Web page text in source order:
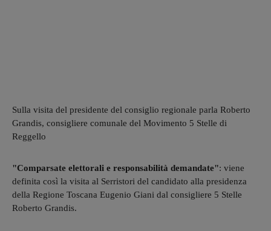
Sulla visita del presidente del consiglio regionale parla Roberto
Grandis, consigliere comunale del Movimento 5 Stelle di
Reggello
"Comparsate elettorali e responsabilità demandate": viene
definita così la visita al Serristori del candidato alla presidenza
della Regione Toscana Eugenio Giani dal consigliere 5 Stelle
Roberto Grandis.